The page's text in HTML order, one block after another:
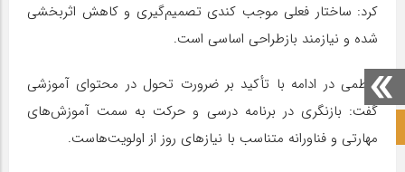
کرد: ساختار فعلی موجب کندی تصمیم‌گیری و کاهش اثربخشی
شده و نیازمند بازطراحی اساسی است.
کاظمی در ادامه با تأکید بر ضرورت تحول در محتوای آموزشی
گفت: بازنگری در برنامه درسی و حرکت به سمت آموزش‌های
مهارتی و فناورانه متناسب با نیازهای روز از اولویت‌هاست.